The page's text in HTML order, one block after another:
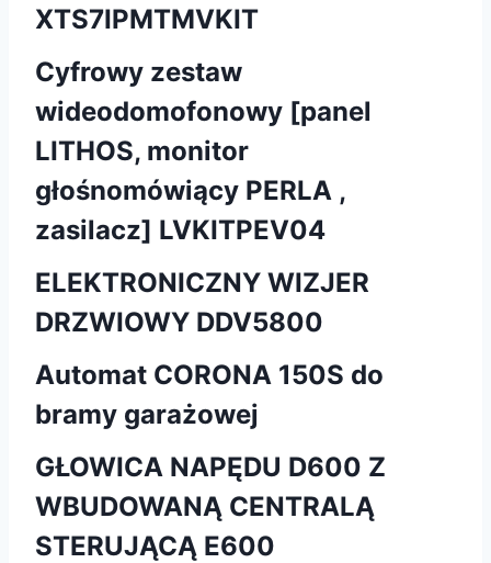
XTS7IPMTMVKIT
Cyfrowy zestaw
wideodomofonowy [panel
LITHOS, monitor
głośnomówiący PERLA ,
zasilacz] LVKITPEV04
ELEKTRONICZNY WIZJER
DRZWIOWY DDV5800
Automat CORONA 150S do
bramy garażowej
GŁOWICA NAPĘDU D600 Z
WBUDOWANĄ CENTRALĄ
STERUJĄCĄ E600